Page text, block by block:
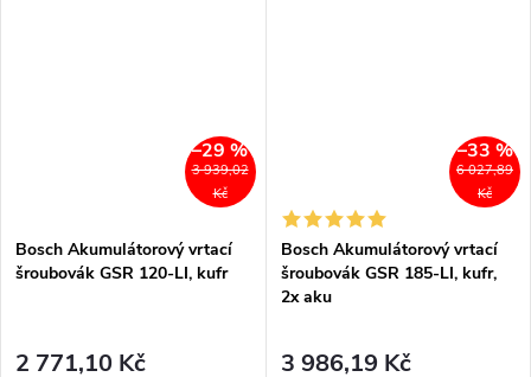
3 939,02
Kč
–29 %
Bosch Akumulátorový vrtací
šroubovák GSR 120-LI, kufr
2 771,10 Kč
6 027,89
Kč
–33 %
Bosch Akumulátorový vrtací
šroubovák GSR 185-LI, kufr,
2x aku
3 986,19 Kč